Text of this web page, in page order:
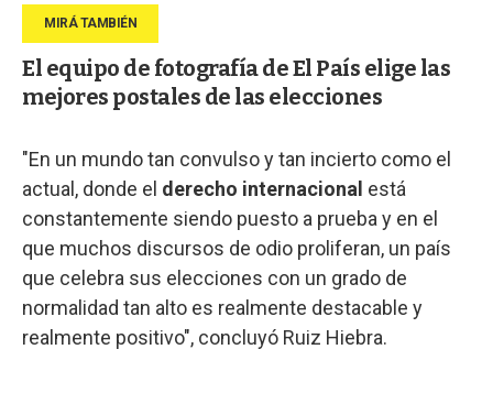
El equipo de fotografía de El País elige las
mejores postales de las elecciones
"En un mundo tan convulso y tan incierto como el
actual, donde el derecho internacional está
constantemente siendo puesto a prueba y en el
que muchos discursos de odio proliferan, un país
que celebra sus elecciones con un grado de
normalidad tan alto es realmente destacable y
realmente positivo", concluyó Ruiz Hiebra.